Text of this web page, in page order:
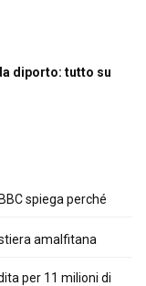
diporto: tutto su
spiega perché
amalfitana
per 11 milioni di